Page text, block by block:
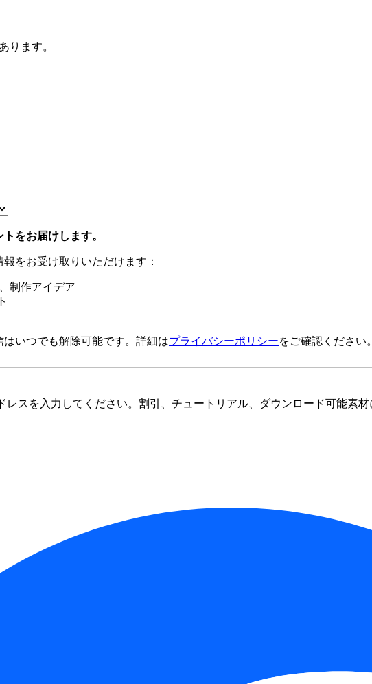
ります。
をお届けします。
をお受け取りいただけます：
制作アイデア
いつでも解除可能です。詳細はプライバシーポリシーをご確認ください
レスを入力してください。割引、チュートリアル、ダウンロード可能素